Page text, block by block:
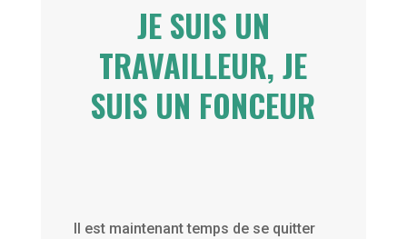
JE SUIS UN
TRAVAILLEUR, JE
SUIS UN FONCEUR
Il est maintenant temps de se quitter